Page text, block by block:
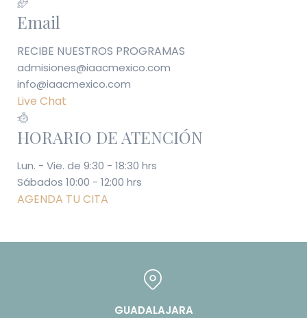
Email
RECIBE NUESTROS PROGRAMAS
admisiones@iaacmexico.com
info@iaacmexico.com
Live Chat
HORARIO DE ATENCIÓN
Lun. - Vie. de 9:30 - 18:30 hrs
Sábados 10:00 - 12:00 hrs
AGENDA TU CITA
GUADALAJARA